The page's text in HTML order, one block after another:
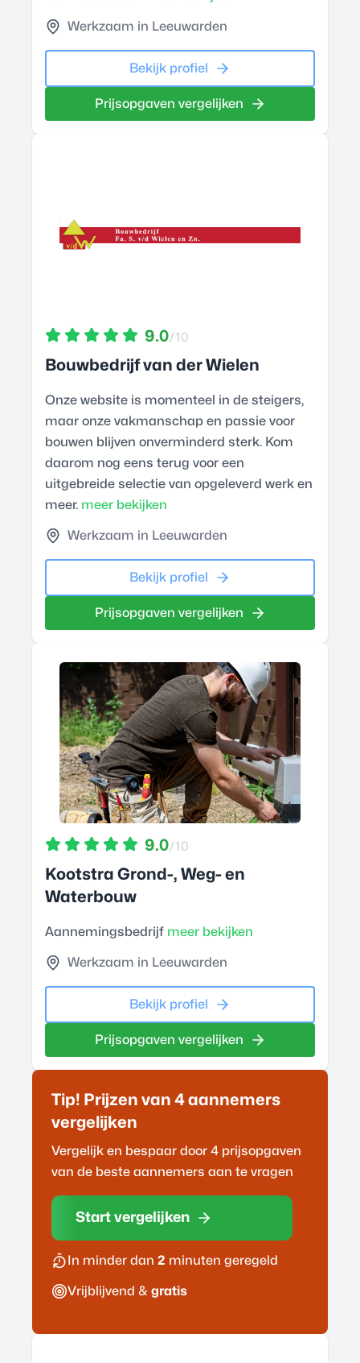
Werkzaam in Leeuwarden
Bekijk profiel
Prijsopgaven vergelijken
9.0/10
Bouwbedrijf van der Wielen
Onze website is momenteel in de steigers,
maar onze vakmanschap en passie voor
bouwen blijven onverminderd sterk. Kom
daarom nog eens terug voor een
uitgebreide selectie van opgeleverd werk en
meer. meer bekijken
Werkzaam in Leeuwarden
Bekijk profiel
Prijsopgaven vergelijken
9.0/10
Kootstra Grond-, Weg- en
Waterbouw
Aannemingsbedrijf meer bekijken
Werkzaam in Leeuwarden
Bekijk profiel
Prijsopgaven vergelijken
Tip! Prijzen van 4 aannemers
vergelijken
Vergelijk en bespaar door 4 prijsopgaven
van de beste aannemers aan te vragen
Start vergelijken
In minder dan 2 minuten geregeld
Vrijblijvend & gratis